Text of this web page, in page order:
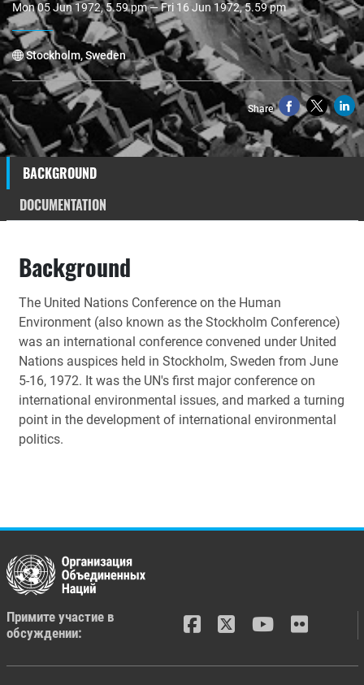
Mon 05 Jun 1972, 5.59 pm — Fri 16 Jun 1972, 5.59 pm
Stockholm, Sweden
Share
BACKGROUND
DOCUMENTATION
Background
The United Nations Conference on the Human
Environment (also known as the Stockholm Conference)
was an international conference convened under United
Nations auspices held in Stockholm, Sweden from June
5-16, 1972. It was the UN's first major conference on
international environmental issues, and marked a turning
point in the development of international environmental
politics.
Примите участие в
обсуждении: